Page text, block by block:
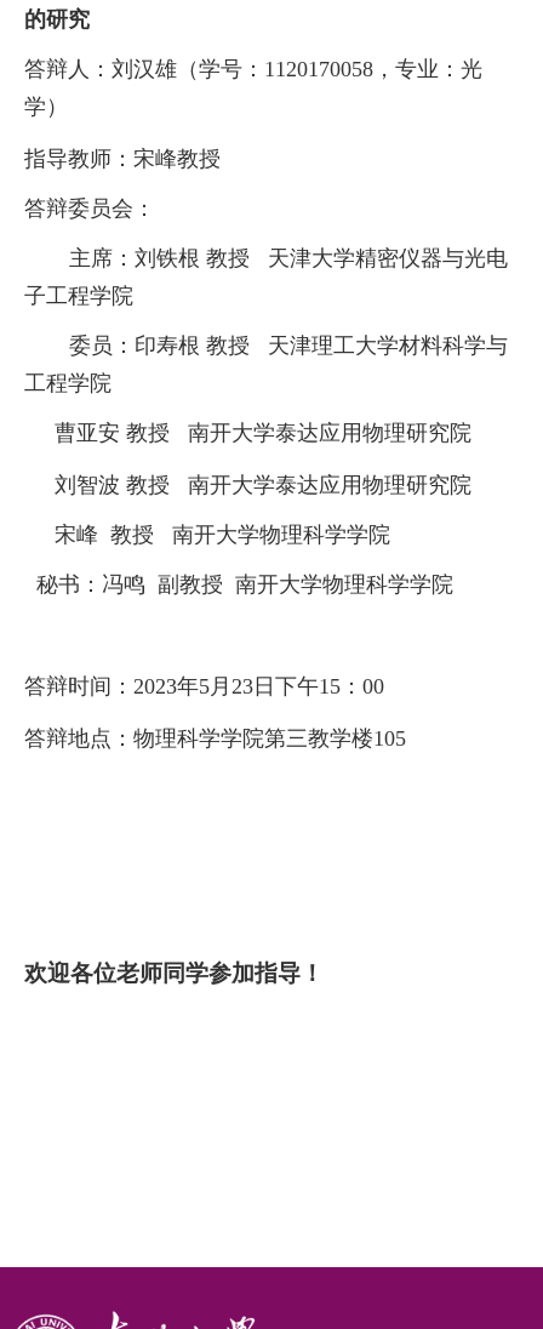
的研究
答辩人： 刘汉雄（学号： 1120170058 ，专业：光
学）
指导教师： 宋峰教授
答辩委员会：
主席： 刘铁根 教授
天津大学精密仪器与光电
子工程学院
委员 ： 印寿根 教授
天津理工大学材料科学与
工程学院
曹亚安 教授 南开大学泰达应用物理研究院
刘智波 教授 南开大学泰达应用物理研究院
宋峰 教授 南开大学物理科学学院
秘书： 冯鸣 副教授 南开大学物理科学学院
答辩时间： 2023年5月 23 日下午15 ： 00
答辩地点：物理科学学院第三教学楼105
欢迎各位老师同学参加指导！